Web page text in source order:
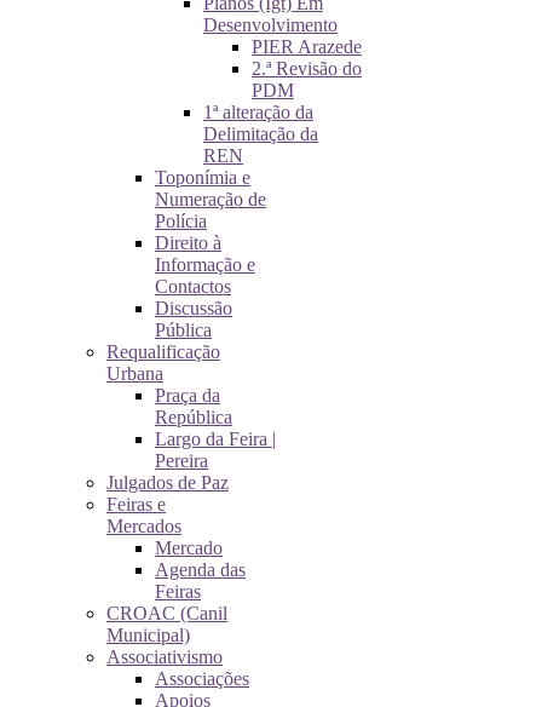
Desenvolvimento
PIER Arazede
2.ª Revisão do
PDM
1ª alteração da
Delimitação da
REN
Toponímia e
Numeração de
Polícia
Direito à
Informação e
Contactos
Discussão
Pública
Requalificação
Urbana
Praça da
República
Largo da Feira |
Pereira
Julgados de Paz
Feiras e
Mercados
Mercado
Agenda das
Feiras
CROAC (Canil
Municipal)
Associativismo
Associações
Apoios